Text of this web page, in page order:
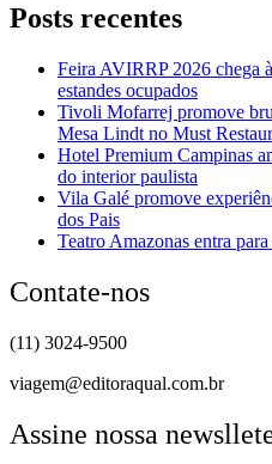
Posts recentes
Feira AVIRRP 2026 chega
estandes ocupados
Tivoli Mofarrej promove
Mesa Lindt no Must
Hotel Premium Campinas
do interior paulista
Vila Galé promove
dos Pais
Teatro Amazonas entra
Contate-nos
(11) 3024-9500
viagem@editoraqual.com.br
Assine nossa